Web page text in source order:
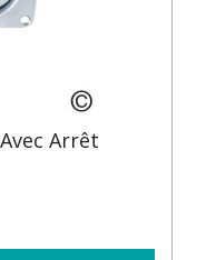
Arrêt